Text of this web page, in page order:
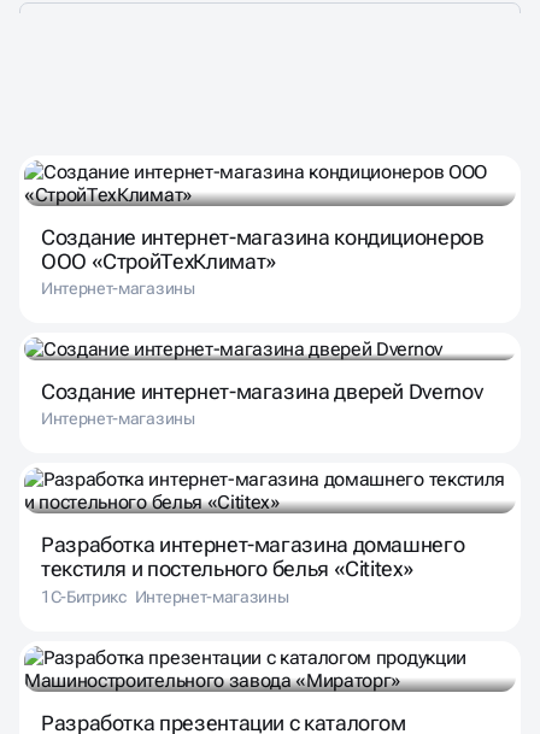
Создание интернет-магазина кондиционеров
ООО «СтройТехКлимат»
Интернет-магазины
Создание интернет-магазина дверей Dvernov
Интернет-магазины
Разработка интернет-магазина домашнего
текстиля и постельного белья «Cititex»
1С-Битрикс Интернет-магазины
Разработка презентации с каталогом